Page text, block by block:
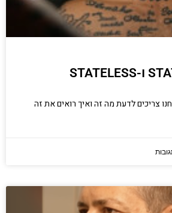
צריכים לדעת מה זה ואיך רואים את זה